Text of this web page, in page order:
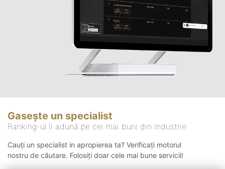
Gasește un specialist
Ranking-ul îi adună pe cei mai buni din industrie
Cauți un specialist in apropierea ta? Verificați motorul
nostru de căutare. Folosiți doar cele mai bune servicii!